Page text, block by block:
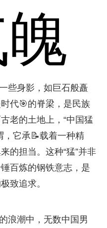
些身影，如巨石般矗
代🎯的脊梁，是民族
老的土地上，“中国猛
，它承📝载着一种精
的担当。这种“猛”并非
百炼的钢铁意志，是
致追求。
浪潮中，无数中国男